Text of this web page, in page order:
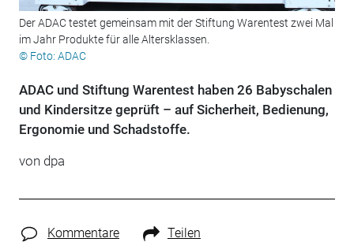
Der ADAC testet gemeinsam mit der Stiftung Warentest zwei Mal
im Jahr Produkte für alle Altersklassen.
© Foto: ADAC
ADAC und Stiftung Warentest haben 26 Babyschalen
und Kindersitze geprüft – auf Sicherheit, Bedienung,
Ergonomie und Schadstoffe.
von dpa
Kommentare Teilen